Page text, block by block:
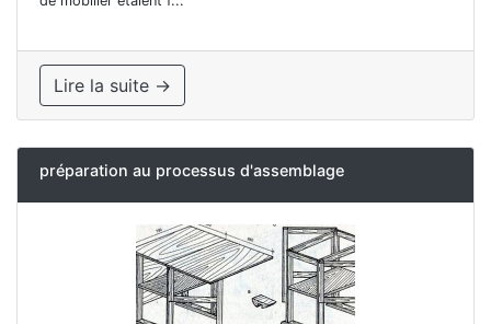
Lire la suite →
préparation au processus d'assemblage